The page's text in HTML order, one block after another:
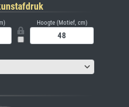
Hoogte (Motief, cm)